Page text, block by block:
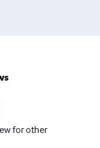
for other